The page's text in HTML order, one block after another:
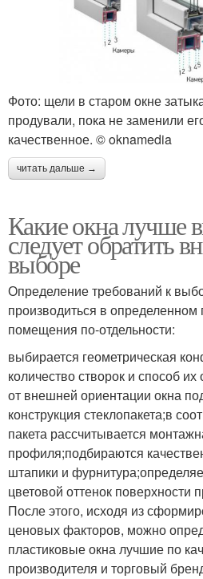
Фото: щели в старом окне
продували, пока не заменили
качественное. © oknamedia
читать дальше →
Какие окна лучше
следует обратить
выборе
Определение требований к
производиться в определенном
помещения по-отдельности:
выбирается геометрическая
количество створок и способ
от внешней ориентации окна
конструкция стеклопакета;в
пакета рассчитывается
профиля;подбираются
штапики и
цветовой оттенок поверхности
После этого, исходя из
ценовых факторов, можно
пластиковые окна лучшие по
производителя и торговый